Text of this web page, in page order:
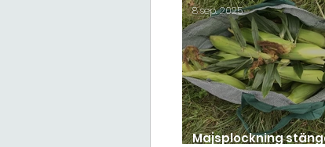
Majsplockning
8 sep. 2025